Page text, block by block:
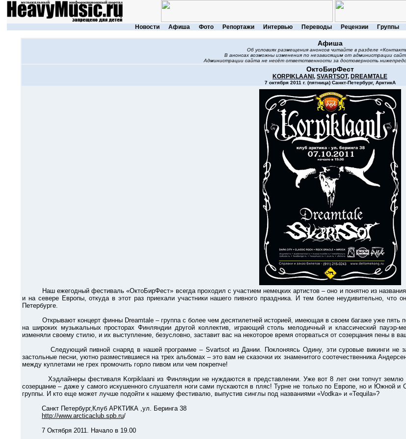
Новости Афиша Фото Репортажи Интервью Переводы Рецензии Группы
Афиша
Об условиях размещения анонсов читайте в разделе
В анонсах возможны изменения по независящим от администрации
Администрации сайта не несёт ответственности за достоверность
ОктоБирФест
KORPIKLAANI , SVARTSOT, DREAMTALE
7 октября 2011 г. (пятница) Санкт-Петербург, АрктикА
Наш ежегодный фестиваль «ОктоБирФест» всегда проходил с участием немецких артистов – оно и понятно из
и на севере Европы, откуда в этот раз приехали участники нашего пивного праздника. И тем более неудивительно,
Петербурге.
Открывают концерт финны Dreamtale – группа с более чем десятилетней историей, имеющая в своем багаже уже пять
на широких музыкальных просторах Финляндии другой коллектив, играющий столь мелодичный и классический пауэр-
изменяли своему стилю, и их выступление, безусловно, заставит вас на некоторое время оторваться от созерцания пены в
Следующий пивной снаряд в нашей программе – Svartsot из Дании. Поклоняясь Одину, эти суровые викинги не
застольные песни, уютно разместившиеся на трех альбомах – это вам не сказочки их знаменитого соотечественника
между куплетами не грех промочить горло пивом или чем покрепче!
Хэдлайнеры фестиваля Korpiklaani из Финляндии не нуждаются в представлении. Уже вот 8 лет они топчут землю
созерцание – даже у самого искушенного слушателя ноги сами пускаются в пляс! Турне не только по Европе, но и Южной
группы. И кто еще может лучше подойти к нашему фестивалю, выпустив синглы под названиями «Vodka» и «Tequila»?
Санкт Петербург,Клуб АРКТИКА ,ул. Беринга 38
http://www.arcticaclub.spb.ru/
7 Октября 2011. Начало в 19.00